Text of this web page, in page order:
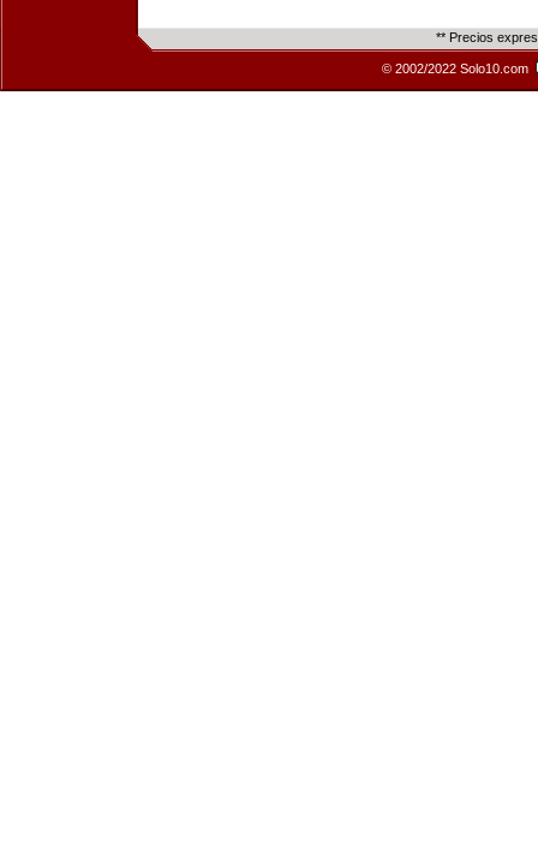
** Precios
© 2002/2022 Solo10.com